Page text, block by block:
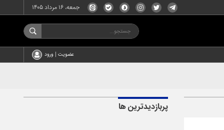
جمعه، ۱۶ مرداد ۱۴۰۵
عضویت | ورود
پربازدیدترین ها